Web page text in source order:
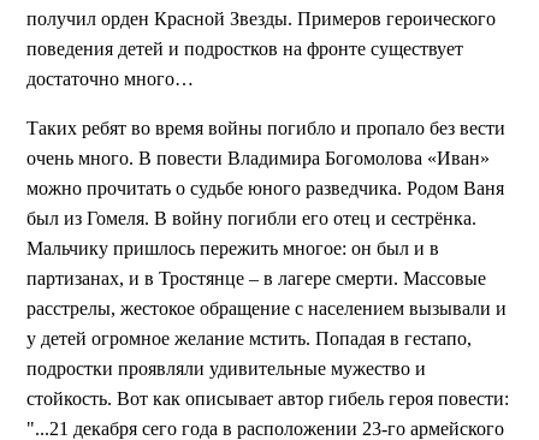
получил орден Красной Звезды. Примеров героического
поведения детей и подростков на фронте существует
достаточно много…
Таких ребят во время войны погибло и пропало без вести
очень много. В повести Владимира Богомолова «Иван»
можно прочитать о судьбе юного разведчика. Родом Ваня
был из Гомеля. В войну погибли его отец и сестрёнка.
Мальчику пришлось пережить многое: он был и в
партизанах, и в Тростянце – в лагере смерти. Массовые
расстрелы, жестокое обращение с населением вызывали и
у детей огромное желание мстить. Попадая в гестапо,
подростки проявляли удивительные мужество и
стойкость. Вот как описывает автор гибель героя повести:
"...21 декабря сего года в расположении 23-го армейского